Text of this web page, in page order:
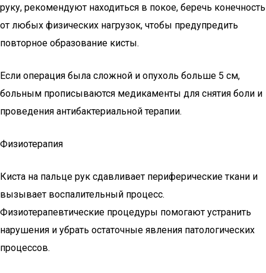
руку, рекомендуют находиться в покое, беречь конечность
от любых физических нагрузок, чтобы предупредить
повторное образование кисты.
Если операция была сложной и опухоль больше 5 см,
больным прописываются медикаменты для снятия боли и
проведения антибактериальной терапии.
Физиотерапия
Киста на пальце рук сдавливает периферические ткани и
вызывает воспалительный процесс.
Физиотерапевтические процедуры помогают устранить
нарушения и убрать остаточные явления патологических
процессов.